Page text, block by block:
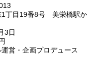
1丁目19番8号 美栄橋駅か
3日
営・企画プロデュース